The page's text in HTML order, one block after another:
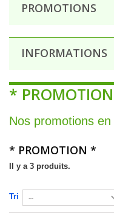
PROMOTIONS
INFORMATIONS
*
Nos promotions en
* PROMOTION *
Il y a 3 produits.
Tri